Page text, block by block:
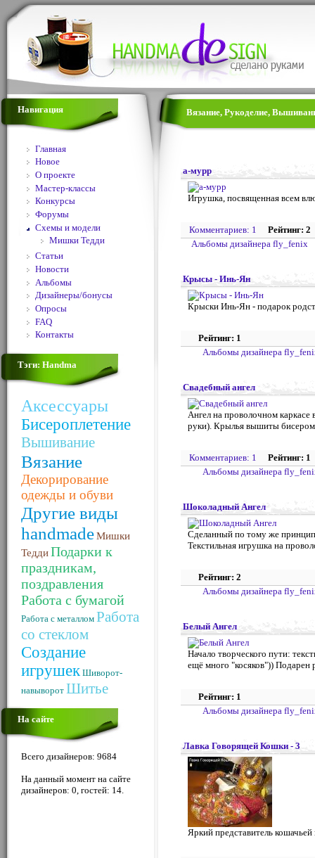
Навигация
Главная
Новое
О проекте
Мастер-классы
Конкурсы
Форумы
Схемы и модели
Мишки Тедди
Статьи
Новости
Альбомы
Дизайнеры/бонусы
Опросы
FAQ
Контакты
Тэги: Handma
Аксессуары
Бисероплетение
Вышивание
Вязание
Декорирование
одежды и обуви
Другие виды
handmadeМишки
ТеддиПодарки к
праздникам,
поздравления
Работа с бумагой
Работа с металлом Работа
со стеклом
Создание
игрушек Шиворот-
навыворот Шитье
На сайте
Всего дизайнеров: 9684
На данный момент на сайте
дизайнеров: 0, гостей: 14.
Вязание, Рукоделие,
а-мурр
Игрушка, посвященная всем
Комментариев: 1
Рейтинг: 2
Альбомы дизайнера fly_fenix
Крысы - Инь-Ян
Крыски Инь-Ян - подарок
Рейтинг: 1
Альбомы дизайнера
Свадебный ангел
Ангел на проволочном каркасе
руки). Крылья вышиты
Комментариев: 1
Рейтинг: 1
Альбомы дизайнера
Шоколадный Ангел
Сделанный по тому же
Текстильная игрушка на
Рейтинг: 2
Альбомы дизайнера
Белый Ангел
Начало творческого пути:
ещё много "косяков")) Подарен
Рейтинг: 1
Альбомы дизайнера
Лавка Говорящей Кошки - 3
Яркий представитель